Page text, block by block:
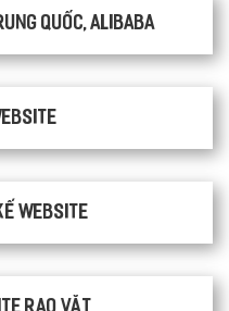
Quốc, Alibaba
website